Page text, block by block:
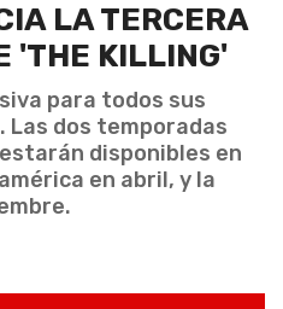
LA TERCERA
'THE KILLING'
para todos sus
Las dos temporadas
disponibles en
en abril, y la